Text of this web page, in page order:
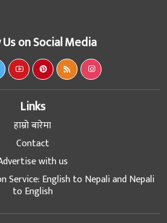
on Social Media
Links
हाम्रो बारेमा
Contact
with us
Service: English to Nepali and Nepali
to English